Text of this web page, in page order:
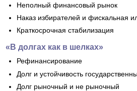
Неполный финансовый рынок
Наказ избирателей и фискальная
Краткосрочная стабилизация
«В долгах как в шелках»
Рефинансирование
Долг и устойчивость
Долг рыночный и не рыночный